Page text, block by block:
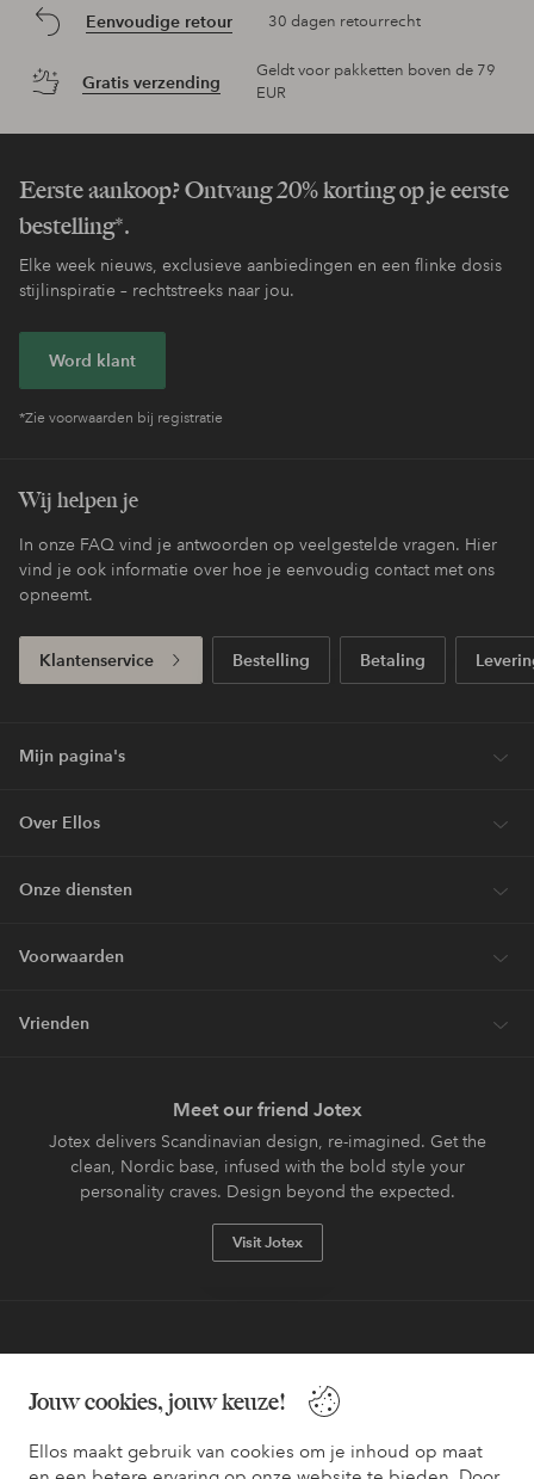
Jouw cookies, jouw keuze!
Ellos maakt gebruik van cookies om je inhoud op maat
Eenvoudige retour 30 dagen retourrecht
Gratis verzending
Geldt voor pakketten boven de 79
EUR
Eerste aankoop? Ontvang 20% korting op je eerste
bestelling*.
Elke week nieuws, exclusieve aanbiedingen en een flinke dosis
stijlinspiratie – rechtstreeks naar jou.
Word klant
*Zie voorwaarden bij registratie
Wij helpen je
In onze FAQ vind je antwoorden op veelgestelde vragen. Hier
vind je ook informatie over hoe je eenvoudig contact met ons
opneemt.
Klantenservice Bestelling Betaling
Mijn pagina's
Over Ellos
Onze diensten
Voorwaarden
Vrienden
Meet our friend Jotex
Jotex delivers Scandinavian design, re-imagined. Get the
clean, Nordic base, infused with the bold style your
personality craves. Design beyond the expected.
Visit Jotex
Wil je meer weten over
onze betaalopties